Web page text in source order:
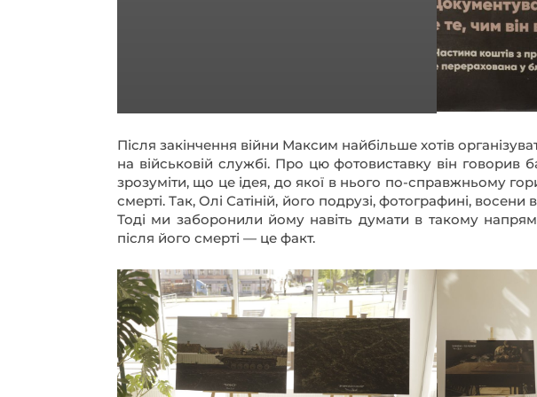
Після закінчення війни Максим найбільше хотів організувати персональну фотовиставку воєнного фото за весь час свого перебування
на військовій службі. Про цю фотовиставку він говорив
зрозуміти, що це ідея, до якої в нього по-справжньому
смерті. Так, Олі Сатіній, його подрузі, фотографині,
Тоді ми заборонили йому навіть думати в такому
після його смерті — це факт.